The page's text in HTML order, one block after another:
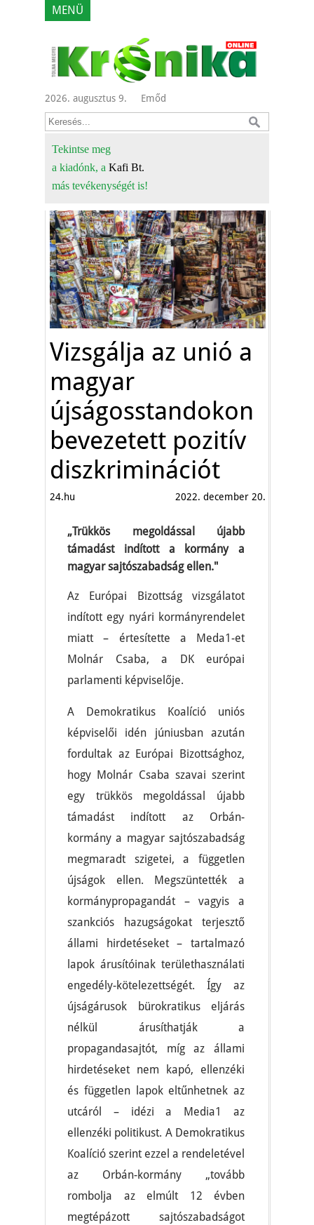
MENÜ
2026. augusztus 9. Emőd
Tekintse meg
a kiadónk, a Kafi Bt.
más tevékenységét is!
Vizsgálja az unió a
magyar
újságosstandokon
bevezetett pozitív
diszkriminációt
24.hu 2022. december 20.
„Trükkös megoldással újabb
támadást indított a kormány a
magyar sajtószabadság ellen."
Az Európai Bizottság vizsgálatot
indított egy nyári kormányrendelet
miatt – értesítette a Meda1-et
Molnár Csaba, a DK európai
parlamenti képviselője.
A Demokratikus Koalíció uniós
képviselői idén júniusban azután
fordultak az Európai Bizottsághoz,
hogy Molnár Csaba szavai szerint
egy trükkös megoldással újabb
támadást indított az Orbán-
kormány a magyar sajtószabadság
megmaradt szigetei, a független
újságok ellen. Megszüntették a
kormánypropagandát – vagyis a
szankciós hazugságokat terjesztő
állami hirdetéseket – tartalmazó
lapok árusítóinak területhasználati
engedély-kötelezettségét. Így az
újságárusok bürokratikus eljárás
nélkül árusíthatják a
propagandasajtót, míg az állami
hirdetéseket nem kapó, ellenzéki
és független lapok eltűnhetnek az
utcáról – idézi a Media1 az
ellenzéki politikust. A Demokratikus
Koalíció szerint ezzel a rendeletével
az Orbán-kormány „tovább
rombolja az elmúlt 12 évben
megtépázott sajtószabadságot